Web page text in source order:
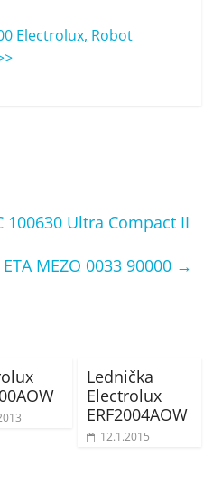
Electrolux, Robot
100630 Ultra Compact II
MEZO 0033 90000 →
Lednička
Electrolux
ERF2004AOW
12.1.2015